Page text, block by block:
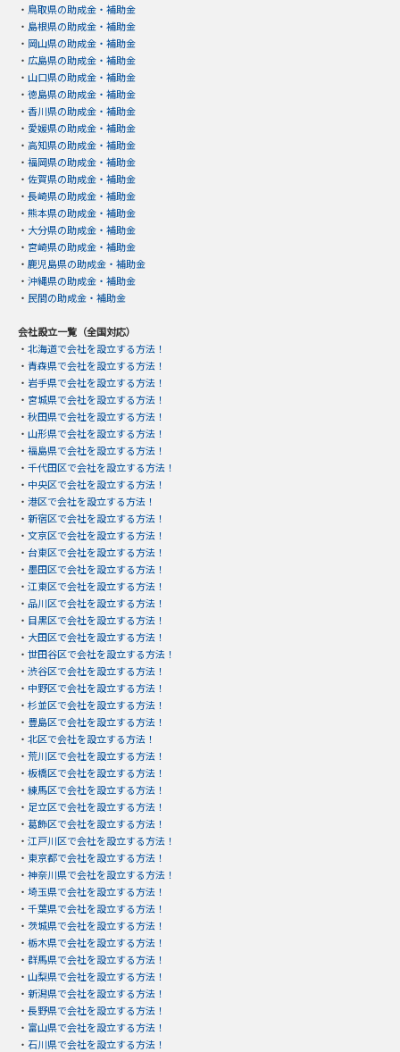
・ 鳥取県の助成金・補助金
・ 島根県の助成金・補助金
・ 岡山県の助成金・補助金
・ 広島県の助成金・補助金
・ 山口県の助成金・補助金
・ 徳島県の助成金・補助金
・ 香川県の助成金・補助金
・ 愛媛県の助成金・補助金
・ 高知県の助成金・補助金
・ 福岡県の助成金・補助金
・ 佐賀県の助成金・補助金
・ 長崎県の助成金・補助金
・ 熊本県の助成金・補助金
・ 大分県の助成金・補助金
・ 宮崎県の助成金・補助金
・ 鹿児島県の助成金・補助金
・ 沖縄県の助成金・補助金
・ 民間の助成金・補助金
会社設立一覧（全国対応）
・ 北海道で会社を設立する方法！
・ 青森県で会社を設立する方法！
・ 岩手県で会社を設立する方法！
・ 宮城県で会社を設立する方法！
・ 秋田県で会社を設立する方法！
・ 山形県で会社を設立する方法！
・ 福島県で会社を設立する方法！
・ 千代田区で会社を設立する方法！
・ 中央区で会社を設立する方法！
・ 港区で会社を設立する方法！
・ 新宿区で会社を設立する方法！
・ 文京区で会社を設立する方法！
・ 台東区で会社を設立する方法！
・ 墨田区で会社を設立する方法！
・ 江東区で会社を設立する方法！
・ 品川区で会社を設立する方法！
・ 目黒区で会社を設立する方法！
・ 大田区で会社を設立する方法！
・ 世田谷区で会社を設立する方法！
・ 渋谷区で会社を設立する方法！
・ 中野区で会社を設立する方法！
・ 杉並区で会社を設立する方法！
・ 豊島区で会社を設立する方法！
・ 北区で会社を設立する方法！
・ 荒川区で会社を設立する方法！
・ 板橋区で会社を設立する方法！
・ 練馬区で会社を設立する方法！
・ 足立区で会社を設立する方法！
・ 葛飾区で会社を設立する方法！
・ 江戸川区で会社を設立する方法！
・ 東京都で会社を設立する方法！
・ 神奈川県で会社を設立する方法！
・ 埼玉県で会社を設立する方法！
・ 千葉県で会社を設立する方法！
・ 茨城県で会社を設立する方法！
・ 栃木県で会社を設立する方法！
・ 群馬県で会社を設立する方法！
・ 山梨県で会社を設立する方法！
・ 新潟県で会社を設立する方法！
・ 長野県で会社を設立する方法！
・ 富山県で会社を設立する方法！
・ 石川県で会社を設立する方法！